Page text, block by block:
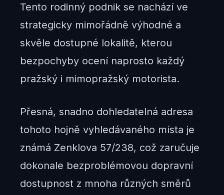
Tento rodinný podnik se nachází ve
strategicky mimořádně výhodné a
skvěle dostupné lokalitě, kterou
bezpochyby ocení naprosto každý
pražský i mimopražský motorista.
Přesná, snadno dohledatelná adresa
tohoto hojně vyhledávaného místa je
známá Zenklova 57/238, což zaručuje
dokonale bezproblémovou dopravní
dostupnost z mnoha různých směrů